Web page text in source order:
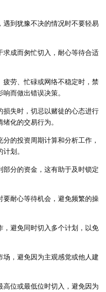
遇到犹豫不决的情况时不要轻易
求成而匆忙切入，耐心等待合适
疲劳、忙碌或网络不稳定时，禁
而做出错误决策。
损失时，切忌以赌徒的心态进行
化的交易行为。
分的投资周期计算和分析工作，
划。
部分的资金，这有助于及时锁定
要耐心等待机会，避免频繁的操
，避免同时切入多个计划，以免
场，避免因为主观感觉或他人建
高位或最低位时切入，避免因为